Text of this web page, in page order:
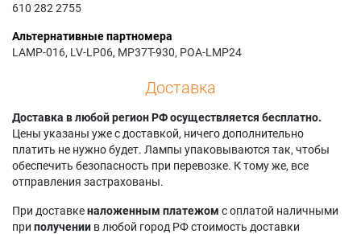
Canon LV-7535E
Eiki LC-990
Eiki LC-X983
Sanyo PLC-21N
Sanyo PLC-XP17
610 282 2755
Альтернативные партномера
LAMP-016, LV-LP06, MP37T-930, POA-LMP24
Доставка
Доставка в любой регион РФ осуществляется бесплатно.
Цены указаны уже с доставкой, ничего дополнительно
платить не нужно будет. Лампы упаковываются так, чтобы
обеспечить безопасность при перевозке. К тому же, все
отправления застрахованы.
При доставкеналоженным платежом с оплатой наличными
при получении в любой город РФ стоимость доставки